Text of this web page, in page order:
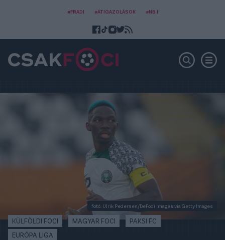
#FRADI #ÁTIGAZOLÁSOK #NB I
fotó: Ulrik Pedersen/DeFodi Images via Getty Images
KÜLFÖLDI FOCI MAGYAR FOCI
PAKSI FC
EURÓPA LIGA